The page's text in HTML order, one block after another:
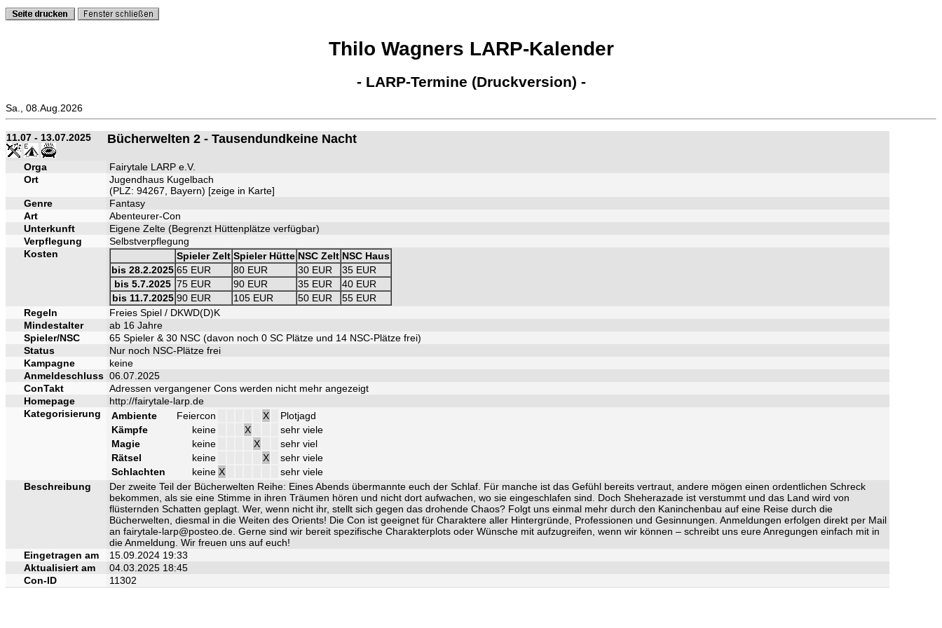
Thilo Wagners LARP-Kalender
- LARP-Termine (Druckversion) -
Sa., 08.Aug.2026
11.07 - 13.07.2025 Bücherwelten 2 - Tausendundkeine Nacht
Orga
Fairytale LARP e.V.
Ort
Jugendhaus Kugelbach
(PLZ: 94267, Bayern) [zeige in Karte]
Genre
Fantasy
Art
Abenteurer-Con
Unterkunft
Eigene Zelte (Begrenzt Hüttenplätze verfügbar)
Verpflegung
Selbstverpflegung
Kosten
Spieler Zelt Spieler Hütte NSC Zelt NSC Haus
bis 28.2.2025 65 EUR 80 EUR 30 EUR
35 EUR
bis 5.7.2025 75 EUR 90 EUR 35 EUR
40 EUR
bis 11.7.2025 90 EUR 105 EUR 50 EUR
55 EUR
Regeln
Freies Spiel / DKWD(D)K
Mindestalter
ab 16 Jahre
Spieler/NSC
65 Spieler & 30 NSC (davon noch 0 SC Plätze und 14 NSC-Plätze frei)
Status
Nur noch NSC-Plätze frei
Kampagne
keine
Anmeldeschluss 06.07.2025
ConTakt
Adressen vergangener Cons werden nicht mehr angezeigt
Homepage
http://fairytale-larp.de
Kategorisierung
Ambiente Feiercon X
Plotjagd
Kämpfe
keine X
sehr viele
Magie
keine X
sehr viel
Rätsel
keine X
sehr viele
Schlachten
keine X
sehr viele
Beschreibung
Der zweite Teil der Bücherwelten Reihe: Eines Abends übermannte euch der Schlaf. Für manche ist das Gefühl bereits vertraut, andere mögen einen ordentlichen Schreck
bekommen, als sie eine Stimme in ihren Träumen hören und nicht dort aufwachen, wo sie eingeschlafen sind. Doch Sheherazade ist verstummt und das Land wird von
flüsternden Schatten geplagt. Wer, wenn nicht ihr, stellt sich gegen das drohende Chaos? Folgt uns einmal mehr durch den Kaninchenbau auf eine Reise durch die
Bücherwelten, diesmal in die Weiten des Orients! Die Con ist geeignet für Charaktere aller Hintergründe, Professionen und Gesinnungen. Anmeldungen erfolgen direkt per Mail
an fairytale-larp@posteo.de. Gerne sind wir bereit spezifische Charakterplots oder Wünsche mit aufzugreifen, wenn wir können – schreibt uns eure Anregungen einfach mit in
die Anmeldung. Wir freuen uns auf euch!
Eingetragen am
15.09.2024 19:33
Aktualisiert am
04.03.2025 18:45
Con-ID
11302